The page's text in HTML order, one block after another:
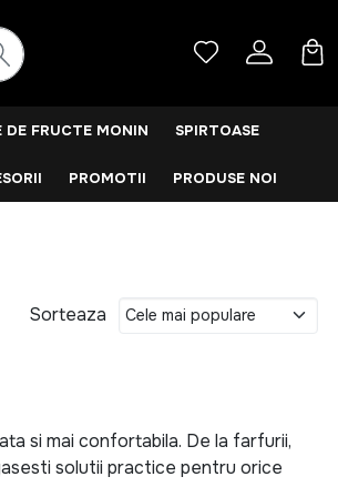
DE FRUCTE MONIN SPIRTOASE
PROMOTII PRODUSE NOI
Sorteaza
si mai confortabila. De la farfurii,
solutii practice pentru orice